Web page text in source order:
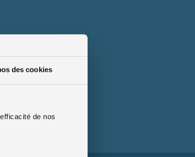
des cookies
de nos